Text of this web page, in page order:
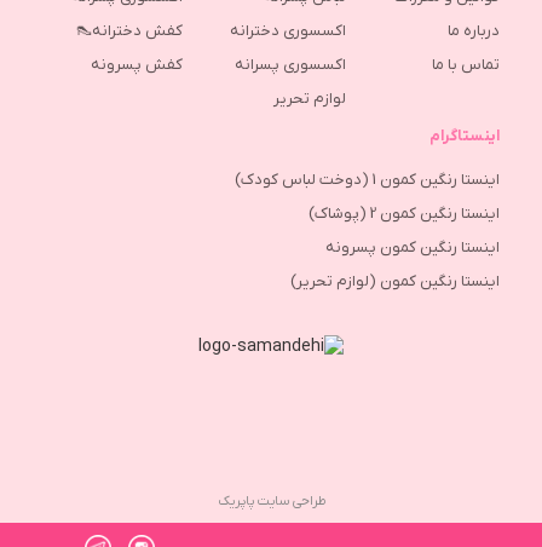
درباره ما
تماس با ما
اکسسوری دخترانه
اکسسوری پسرانه
لوازم تحریر
کفش دخترانه👠
كفش پسرونه
اینستاگرام
اینستا رنگین کمون 1 (دوخت لباس کودک)
اینستا رنگین کمون 2 (پوشاک)
اینستا رنگین کمون پسرونه
اینستا رنگین کمون (لوازم تحریر)
طراحی سایت پاپریک